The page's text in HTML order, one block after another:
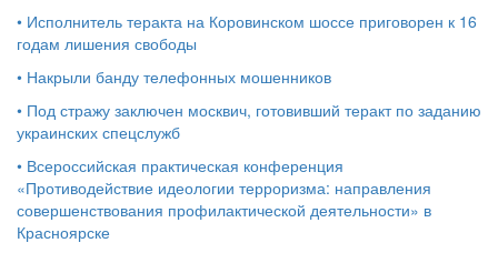
• Исполнитель теракта на Коровинском шоссе приговорен к 16
годам лишения свободы
• Накрыли банду телефонных мошенников
• Под стражу заключен москвич, готовивший теракт по заданию
украинских спецслужб
• Всероссийская практическая конференция
«Противодействие идеологии терроризма: направления
совершенствования профилактической деятельности» в
Красноярске